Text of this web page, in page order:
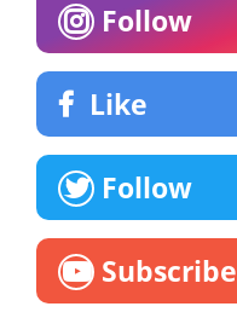
Follow
Like
Follow
Subscribe